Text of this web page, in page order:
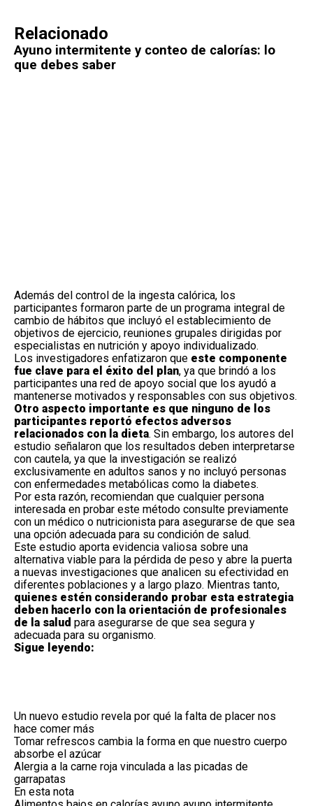
Relacionado
Ayuno intermitente y conteo de calorías: lo
que debes saber
Además del control de la ingesta calórica, los
participantes formaron parte de un programa integral de
cambio de hábitos que incluyó el establecimiento de
objetivos de ejercicio, reuniones grupales dirigidas por
especialistas en nutrición y apoyo individualizado.
Los investigadores enfatizaron que este componente
fue clave para el éxito del plan, ya que brindó a los
participantes una red de apoyo social que los ayudó a
mantenerse motivados y responsables con sus objetivos.
Otro aspecto importante es que ninguno de los
participantes reportó efectos adversos
relacionados con la dieta. Sin embargo, los autores del
estudio señalaron que los resultados deben interpretarse
con cautela, ya que la investigación se realizó
exclusivamente en adultos sanos y no incluyó personas
con enfermedades metabólicas como la diabetes.
Por esta razón, recomiendan que cualquier persona
interesada en probar este método consulte previamente
con un médico o nutricionista para asegurarse de que sea
una opción adecuada para su condición de salud.
Este estudio aporta evidencia valiosa sobre una
alternativa viable para la pérdida de peso y abre la puerta
a nuevas investigaciones que analicen su efectividad en
diferentes poblaciones y a largo plazo. Mientras tanto,
quienes estén considerando probar esta estrategia
deben hacerlo con la orientación de profesionales
de la salud para asegurarse de que sea segura y
adecuada para su organismo.
Sigue leyendo:
Un nuevo estudio revela por qué la falta de placer nos
hace comer más
Tomar refrescos cambia la forma en que nuestro cuerpo
absorbe el azúcar
Alergia a la carne roja vinculada a las picadas de
garrapatas
En esta nota